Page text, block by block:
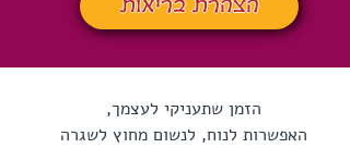
הצהרת בריאות
​הזמן שתעניקי לעצמך,
האפשרות לנוח, לנשום מחוץ לשגרה